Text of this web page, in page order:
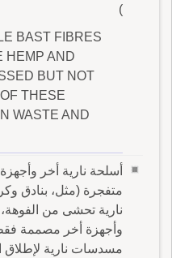
)
BAST FIBRES
HEMP AND
BUT NOT
THESE
WASTE AND
أسلحة نارية أخر
متفجرة (مثل، بنادق
نارية تحشى من
وأجهزة أخر مصممة
مسدسات نارية لإطلاق